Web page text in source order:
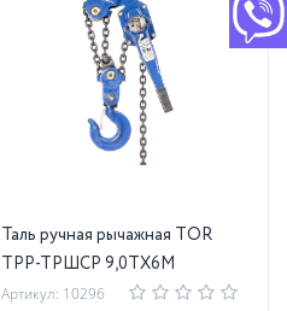
Таль ручная рычажная TOR
ТРР-ТРШСР 9,0ТХ6М
Артикул: 10296